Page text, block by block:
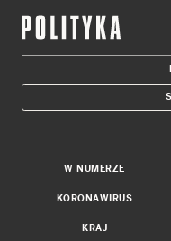
W NUMERZE
KORONAWIRUS
KRAJ